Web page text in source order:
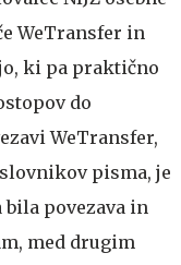
WeTransfer in
ki pa praktično
do
WeTransfer,
pisma, je
bila povezava in
med drugim